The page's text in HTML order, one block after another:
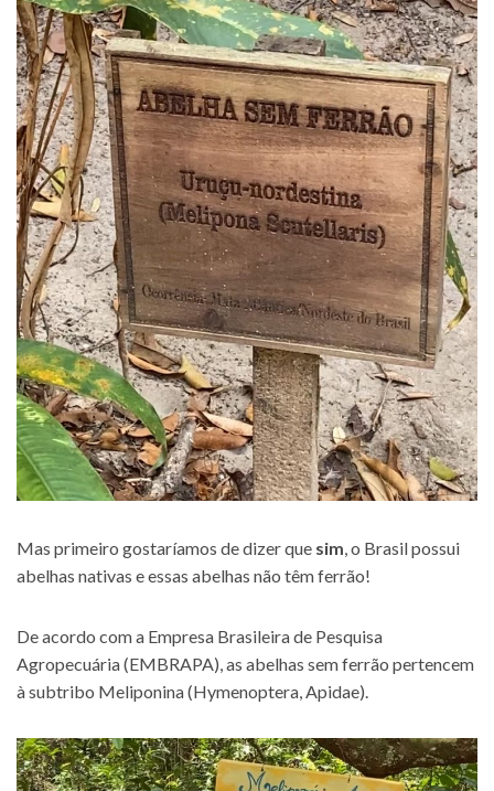
Mas primeiro gostaríamos de dizer que sim, o Brasil possui
abelhas nativas e essas abelhas não têm ferrão!
De acordo com a Empresa Brasileira de Pesquisa
Agropecuária (EMBRAPA), as abelhas sem ferrão pertencem
à subtribo Meliponina (Hymenoptera, Apidae).